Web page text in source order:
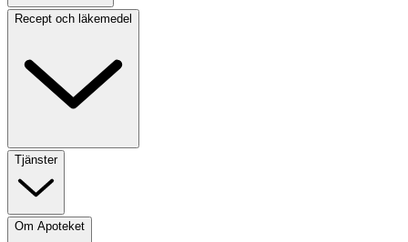
Recept och läkemedel
Tjänster
Om Apoteket